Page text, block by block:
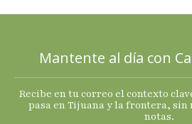
termómetro
s
económicos.
Mantente al día con
Recibe en tu correo el contexto
pasa en Tijuana y la frontera, sin
notas.